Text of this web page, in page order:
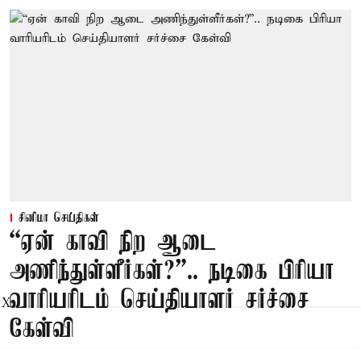
சினிமா செய்திகள்
“ஏன் காவி நிற ஆடை
அணிந்துள்ளீர்கள்?”.. நடிகை பிரியா
வாரியரிடம் செய்தியாளர் சர்ச்சை
கேள்வி
X